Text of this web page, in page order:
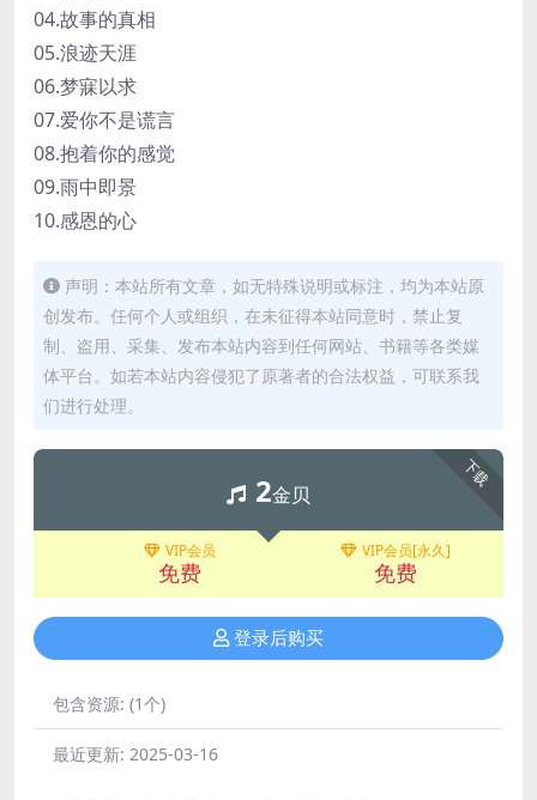
04.故事的真相
05.浪迹天涯
06.梦寐以求
07.爱你不是谎言
08.抱着你的感觉
09.雨中即景
10.感恩的心
声明：本站所有文章，如无特殊说明或标注，均为本站原
创发布。任何个人或组织，在未征得本站同意时，禁止复
制、盗用、采集、发布本站内容到任何网站、书籍等各类媒
体平台。如若本站内容侵犯了原著者的合法权益，可联系我
们进行处理。
下载
2金贝
VIP会员
免费
VIP会员[永久]
免费
登录后购买
包含资源: (1个)
最近更新: 2025-03-16